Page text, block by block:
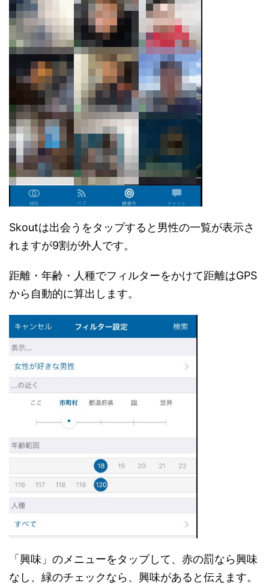
Skoutは出会うをタップすると男性の一覧が表示さ
れますが9割が外人です。
距離・年齢・人種でフィルターをかけて距離はGPS
から自動的に算出します。
「興味」のメニューをタップして、赤の罰なら興味
なし、緑のチェックなら、興味があると伝えます。